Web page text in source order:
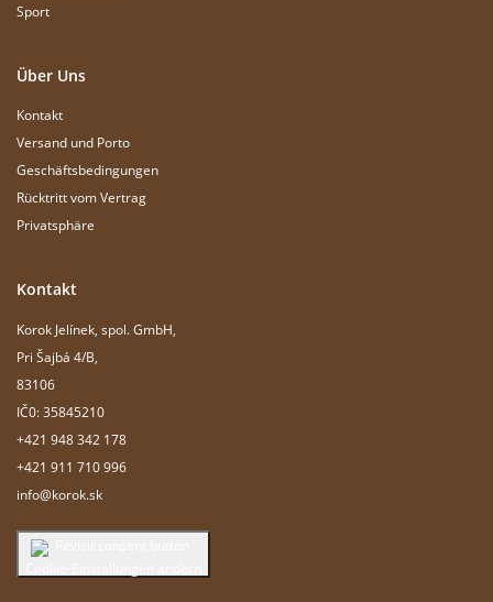
Sport
Über Uns
Kontakt
Versand und Porto
Geschäftsbedingungen
Rücktritt vom Vertrag
Privatsphäre
Kontakt
Korok Jelínek, spol. GmbH,
Pri Šajbá 4/B,
83106
IČ0: 35845210
+421 948 342 178
+421 911 710 996
info@korok.sk